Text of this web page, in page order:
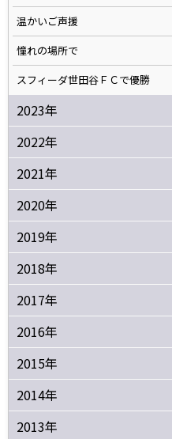
温かいご声援
憧れの場所で
スフィーダ世田谷ＦＣで優勝
2023年
2022年
2021年
2020年
2019年
2018年
2017年
2016年
2015年
2014年
2013年